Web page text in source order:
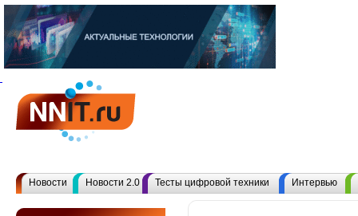
Новости Новости 2.0 Тесты цифровой техники Интервью